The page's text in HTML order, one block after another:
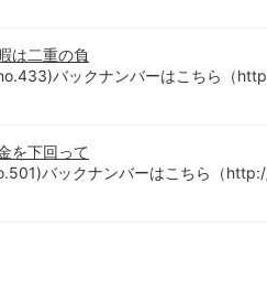
は二重の負
バックナンバーはこちら（
を下回って
バックナンバーはこちら（